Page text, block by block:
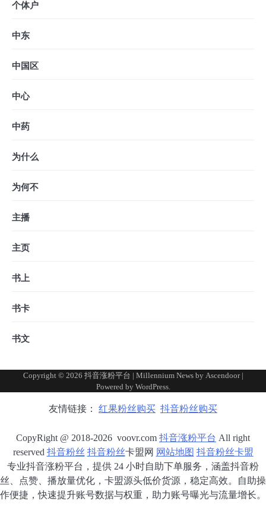
个体户
中东
中国区
中心
中药
为什么
为何不
主播
主页
书上
书卡
书文
Copyright © 2026 抖音涨粉平台 | Millennium News by Ascendoor|
Powered by WordPress.
友情链接： 红果粉丝购买 抖音粉丝购买
CopyRight @ 2018-2026 voovr.com 抖音涨粉平台 All right
reserved 抖音粉丝 抖音粉丝卡盟网 网站地图 抖音粉丝卡盟
专业抖音涨粉平台，提供 24 小时自助下单服务，涵盖抖音粉
丝、点赞、播放量优化，卡盟源头低价货源，稳定高效。自助操
作便捷，快速提升账号数据与权重，助力账号曝光与流量增长。